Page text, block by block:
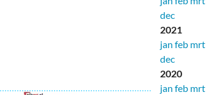
dec
2021
jan feb mrt
dec
2020
jan feb mrt